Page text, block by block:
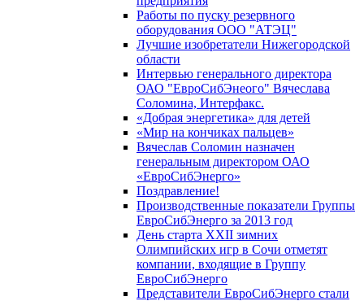
Работы по пуску резервного
оборудования ООО "АТЭЦ"
Лучшие изобретатели Нижегородской
области
Интервью генерального директора
ОАО "ЕвроСибЭнеого" Вячеслава
Соломина, Интерфакс.
«Добрая энергетика» для детей
«Мир на кончиках пальцев»
Вячеслав Соломин назначен
генеральным директором ОАО
«ЕвроСибЭнерго»
Поздравление!
Производственные показатели Группы
ЕвроСибЭнерго за 2013 год
День старта XXII зимних
Олимпийских игр в Сочи отметят
компании, входящие в Группу
ЕвроСибЭнерго
Представители ЕвроСибЭнерго стали